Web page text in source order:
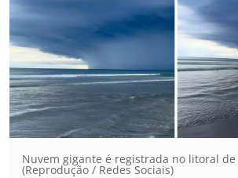
Nuvem gigante é registrada no litoral de
(Reprodução / Redes Sociais)